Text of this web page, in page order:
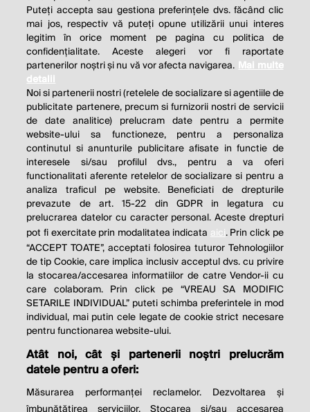
THE SOCIAL RESPONSIBILITY OF
BUSINESS IS TO INCREASE ITS
PROFITS.
Milton Friedman
© 2026 Profit.ro. Toate drepturile rezervate.
Dezvoltat de1616.ro
Contact Publicitate
Politica de cookie Politica de
Setări cookies
Puteți accepta sau gestiona preferințele dvs. făcând clic
mai jos, respectiv vă puteți opune utilizării unui interes
legitim în orice moment pe pagina cu politica de
confidențialitate. Aceste alegeri vor fi raportate
partenerilor noștri și nu vă vor afecta navigarea. Mai multe
detalii
Noi si partenerii nostri (retelele de socializare si agentiile de
publicitate partenere, precum si furnizorii nostri de servicii
de date analitice) prelucram date pentru a permite
website-ului sa functioneze, pentru a personaliza
continutul si anunturile publicitare afisate in functie de
interesele si/sau profilul dvs., pentru a va oferi
functionalitati aferente retelelor de socializare si pentru a
analiza traficul pe website. Beneficiati de drepturile
prevazute de art. 15-22 din GDPR in legatura cu
prelucrarea datelor cu caracter personal. Aceste drepturi
pot fi exercitate prin modalitatea indicata aici. Prin click pe
“ACCEPT TOATE”, acceptati folosirea tuturor Tehnologiilor
de tip Cookie, care implica inclusiv acceptul dvs. cu privire
la stocarea/accesarea informatiilor de catre Vendor-ii cu
care colaboram. Prin click pe “VREAU SA MODIFIC
SETARILE INDIVIDUAL” puteti schimba preferintele in mod
individual, mai putin cele legate de cookie strict necesare
pentru functionarea website-ului.
Atât noi, cât și partenerii noștri prelucrăm
datele pentru a oferi:
Măsurarea performanței reclamelor. Dezvoltarea și